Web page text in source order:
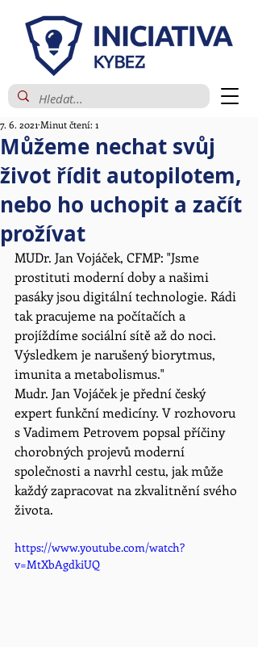
Můžeme nechat svůj
život řídit autopilotem,
nebo ho uchopit a začít
prožívat
7. 6. 2021 Minut čtení: 1
MUDr. Jan Vojáček, CFMP: "Jsme
prostituti moderní doby a našimi
pasáky jsou digitální technologie. Rádi
tak pracujeme na počítačích a
projíždíme sociální sítě až do noci.
Výsledkem je narušený biorytmus,
imunita a metabolismus."
Mudr. Jan Vojáček je přední český
expert funkční medicíny. V rozhovoru
s Vadimem Petrovem popsal příčiny
chorobných projevů moderní
společnosti a navrhl cestu, jak může
každý zapracovat na zkvalitnění svého
života.
https://www.youtube.com/watch?
v=MtXbAgdkiUQ